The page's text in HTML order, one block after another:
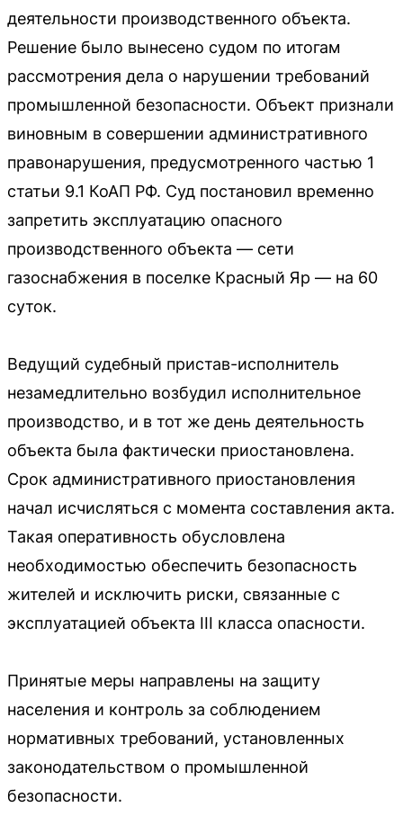
деятельности производственного объекта.
Решение было вынесено судом по итогам
рассмотрения дела о нарушении требований
промышленной безопасности. Объект признали
виновным в совершении административного
правонарушения, предусмотренного частью 1
статьи 9.1 КоАП РФ. Суд постановил временно
запретить эксплуатацию опасного
производственного объекта — сети
газоснабжения в поселке Красный Яр — на 60
суток.
Ведущий судебный пристав-исполнитель
незамедлительно возбудил исполнительное
производство, и в тот же день деятельность
объекта была фактически приостановлена.
Срок административного приостановления
начал исчисляться с момента составления акта.
Такая оперативность обусловлена
необходимостью обеспечить безопасность
жителей и исключить риски, связанные с
эксплуатацией объекта III класса опасности.
Принятые меры направлены на защиту
населения и контроль за соблюдением
нормативных требований, установленных
законодательством о промышленной
безопасности.